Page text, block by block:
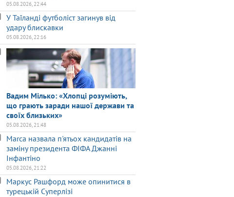
05.08.2026, 22:44
У Таїланді футболіст загинув від
удару блискавки
05.08.2026, 22:16
Вадим Мілько: «Хлопці розуміють,
що грають заради нашої держави та
своїх близьких»
05.08.2026, 21:48
Marca назвала п'ятьох кандидатів на
заміну президента ФІФА Джанні
Інфантіно
05.08.2026, 21:22
Маркус Рашфорд може опинитися в
турецькій Суперлізі